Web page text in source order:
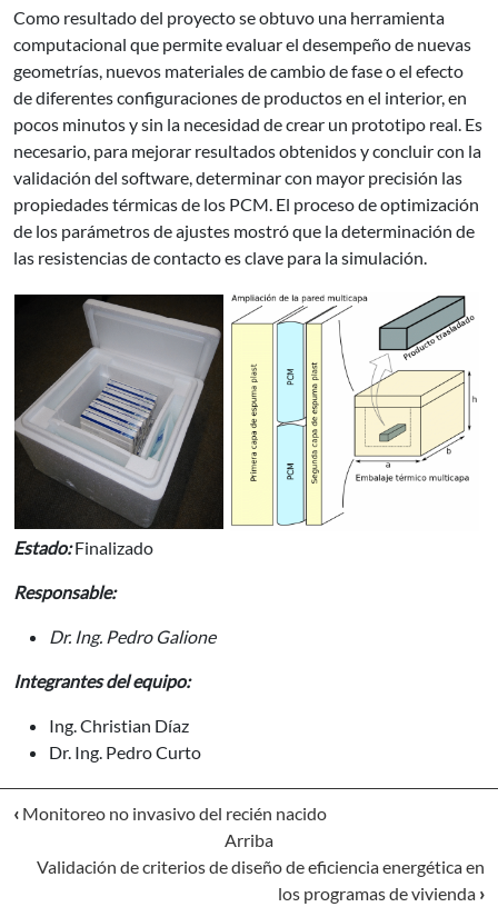
Como resultado del proyecto se obtuvo una herramienta
computacional que permite evaluar el desempeño de nuevas
geometrías, nuevos materiales de cambio de fase o el efecto
de diferentes configuraciones de productos en el interior, en
pocos minutos y sin la necesidad de crear un prototipo real. Es
necesario, para mejorar resultados obtenidos y concluir con la
validación del software, determinar con mayor precisión las
propiedades térmicas de los PCM. El proceso de optimización
de los parámetros de ajustes mostró que la determinación de
las resistencias de contacto es clave para la simulación.
Estado:Finalizado
Responsable:
Dr. Ing. Pedro Galione
Integrantes del equipo:
Ing. Christian Díaz
Dr. Ing. Pedro Curto
‹ Monitoreo no invasivo del recién nacido
Arriba
Validación de criterios de diseño de eficiencia energética en
los programas de vivienda ›